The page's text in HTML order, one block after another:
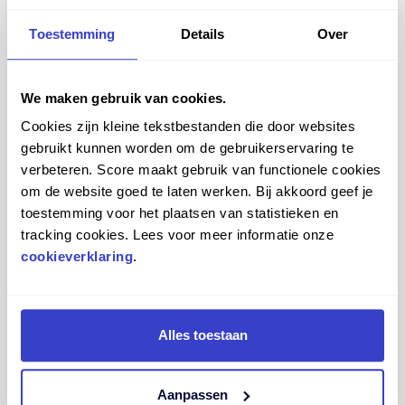
Toestemming Details Over
We maken gebruik van cookies.
Cookies zijn kleine tekstbestanden die door websites
gebruikt kunnen worden om de gebruikerservaring te
verbeteren. Score maakt gebruik van functionele cookies
om de website goed te laten werken. Bij akkoord geef je
toestemming voor het plaatsen van statistieken en
tracking cookies. Lees voor meer informatie onze
cookieverklaring.
Alles toestaan
Aanpassen
namelijk op werkdagen (werkuren en privé opgeteld)
nare klachten krijgen, zoalsrugpijn
kramp.
Productiever werken
Wist je dat je productiever werkt op een ergonomische
goede houding bevordert de bloedsomloop en gaat
vermoeidheid tegen. Je kunt daardoor langer productief
hebben we speciale bureaustoelen ontwikkeld